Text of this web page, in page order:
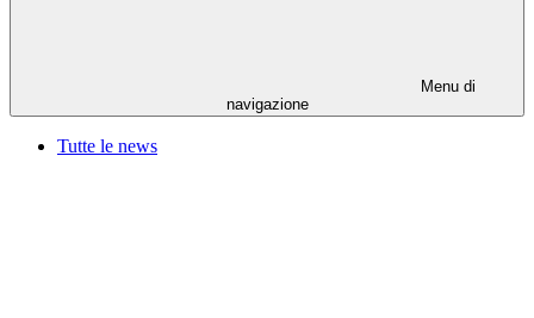
Menu di
navigazione
Tutte le news